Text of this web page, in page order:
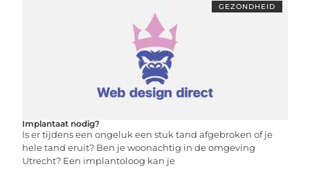
GEZONDHEID
Implantaat nodig?
Is er tijdens een ongeluk een stuk tand afgebroken of je
hele tand eruit? Ben je woonachtig in de omgeving
Utrecht? Een implantoloog kan je